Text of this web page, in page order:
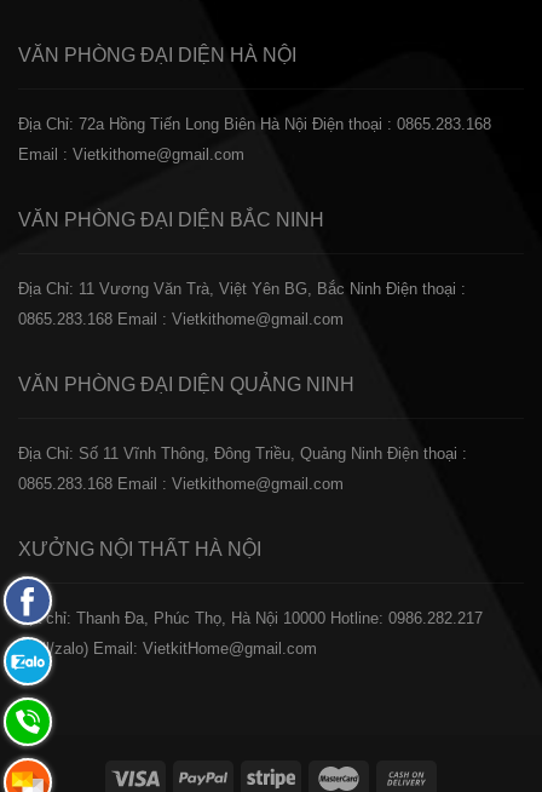
VĂN PHÒNG ĐẠI DIỆN HÀ NỘI
Địa Chỉ: 72a Hồng Tiến Long Biên Hà Nội Điện thoại : 0865.283.168
Email : Vietkithome@gmail.com
VĂN PHÒNG ĐẠI DIỆN BẮC NINH
Địa Chỉ: 11 Vương Văn Trà, Việt Yên BG, Bắc Ninh Điện thoại :
0865.283.168 Email : Vietkithome@gmail.com
VĂN PHÒNG ĐẠI DIỆN QUẢNG NINH
Địa Chỉ: Số 11 Vĩnh Thông, Đông Triều, Quảng Ninh Điện thoại :
0865.283.168 Email : Vietkithome@gmail.com
XƯỞNG NỘI THẤT HÀ NỘI
️Địa chỉ: Thanh Đa, Phúc Thọ, Hà Nội 10000 Hotline: 0986.282.217
(Call/zalo) Email: VietkitHome@gmail.com
Fanpage
Facebook
Zalo:
0865.283.168
Hotline:
0865.283.168
Hotline: